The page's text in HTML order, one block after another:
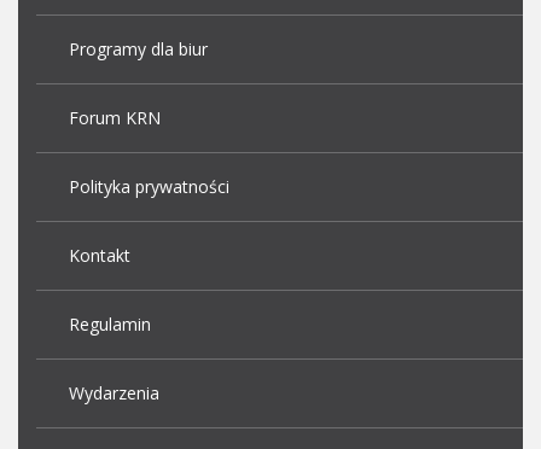
Programy dla biur
Forum KRN
Polityka prywatności
Kontakt
Regulamin
Wydarzenia